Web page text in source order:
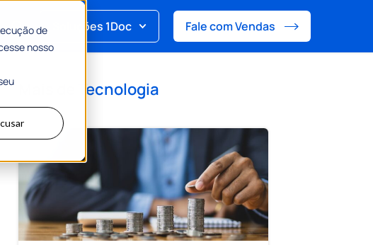
de
nosso
Soluções 1Doc Fale com Vendas
Tecnologia